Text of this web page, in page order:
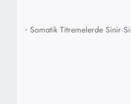
• Somatik Titremelerde Sinir